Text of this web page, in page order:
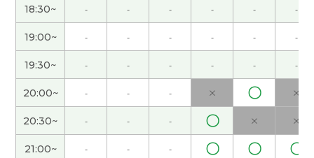
你参加什么样的义务活动?( 女性 )
我喜欢吃意大利菜，所以今天晚饭吃了萨莉亚的外
卖。( 女性 )
大连还是很冷啊。 最近听说日本的樱花开得很漂
亮。( 女性 )
18:30~ - - - - - -
19:00~ - - - - - -
19:30~ - - - - - -
20:00~ - - - × 〇 ×
20:30~ - - - 〇 × ×
21:00~ - - - 〇 〇 〇